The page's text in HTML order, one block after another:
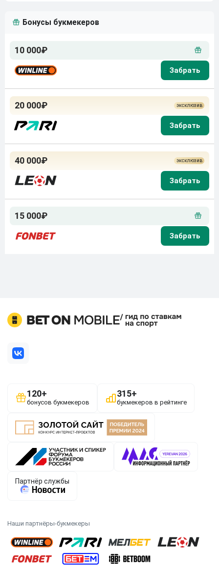
Бонусы букмекеров
10 000₽
20 000₽
40 000₽
15 000₽
Наши партнёры-букмекеры